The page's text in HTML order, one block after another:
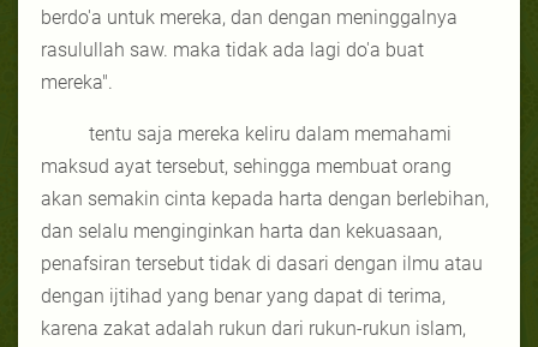
berdo'a untuk mereka, dan dengan meninggalnya
rasulullah saw. maka tidak ada lagi do'a buat
mereka".
tentu saja mereka keliru dalam memahami
maksud ayat tersebut, sehingga membuat orang
akan semakin cinta kepada harta dengan berlebihan,
dan selalu menginginkan harta dan kekuasaan,
penafsiran tersebut tidak di dasari dengan ilmu atau
dengan ijtihad yang benar yang dapat di terima,
karena zakat adalah rukun dari rukun-rukun islam,